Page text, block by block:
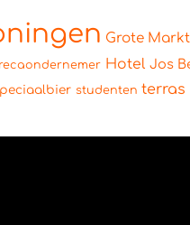
Grote Markt
Hotel Jos
studenten terras